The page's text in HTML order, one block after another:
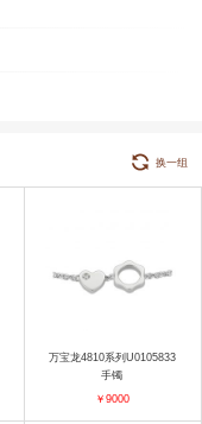
换一组
万宝龙4810系列U0105833
手镯
￥9000